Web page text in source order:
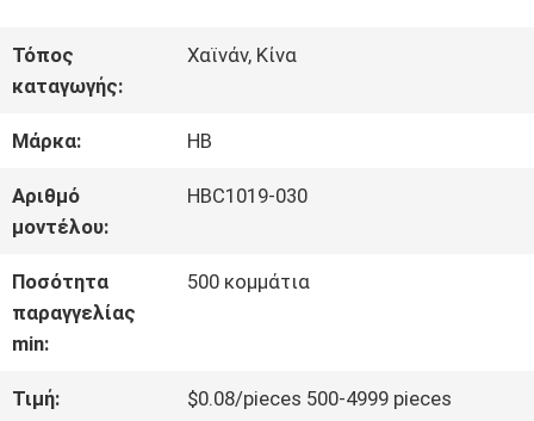
ΜΕ
ΕΜΆΣ
ΕΠΙΣΚΈΨΕΙΣ
ΣΤΟ
ΕΡΓΟΣΤΆΣΙΟ
ΈΛΕΓΧΟΣ
Τόπος
καταγωγής:
Χαϊνάν, Κίνα
Μάρκα: HB
Αριθμό
μοντέλου:
HBC1019-030
Ποσότητα
παραγγελίας
min:
500 κομμάτια
Τιμή: $0.08/pieces 500-4999 pieces